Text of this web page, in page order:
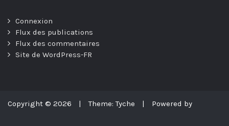
Connexion
Flux des publications
Flux des commentaires
Site de WordPress-FR
Copyright © 2026 | Theme: Tyche | Powered by